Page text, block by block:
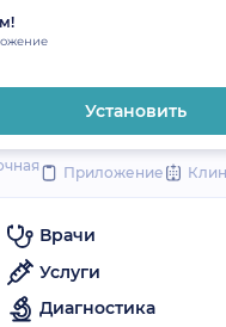
Установить
Приложение
Врачи
Услуги
Диагностика